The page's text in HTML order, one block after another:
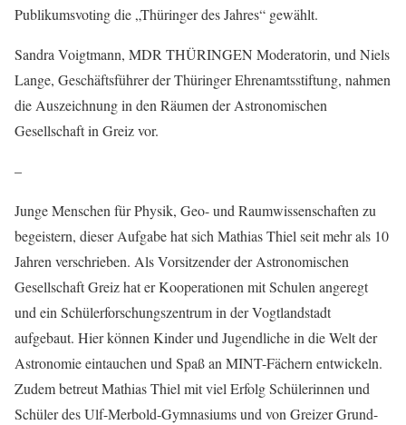
Publikumsvoting die „Thüringer des Jahres“ gewählt.
Sandra Voigtmann, MDR THÜRINGEN Moderatorin, und Niels
Lange, Geschäftsführer der Thüringer Ehrenamtsstiftung, nahmen
die Auszeichnung in den Räumen der Astronomischen
Gesellschaft in Greiz vor.
–
Junge Menschen für Physik, Geo- und Raumwissenschaften zu
begeistern, dieser Aufgabe hat sich Mathias Thiel seit mehr als 10
Jahren verschrieben. Als Vorsitzender der Astronomischen
Gesellschaft Greiz hat er Kooperationen mit Schulen angeregt
und ein Schülerforschungszentrum in der Vogtlandstadt
aufgebaut. Hier können Kinder und Jugendliche in die Welt der
Astronomie eintauchen und Spaß an MINT-Fächern entwickeln.
Zudem betreut Mathias Thiel mit viel Erfolg Schülerinnen und
Schüler des Ulf-Merbold-Gymnasiums und von Greizer Grund-